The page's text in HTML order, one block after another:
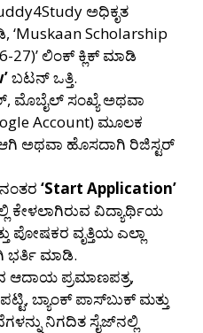
ಅಧಿಕೃತ
Scholarship
27)’ ಲಿಂಕ್ ಕ್ಲಿಕ್ ಮಾಡಿ
ಬಟನ್ ಒತ್ತಿ.
ಮೊಬೈಲ್ ಸಂಖ್ಯೆ ಅಥವಾ
Account) ಮೂಲಕ
ಅಥವಾ ಹೊಸದಾಗಿ ರಿಜಿಸ್ಟರ್
‘Start Application’
ಕೇಳಲಾಗಿರುವ ವಿದ್ಯಾರ್ಥಿಯ
ಪೋಷಕರ ವೃತ್ತಿಯ ಎಲ್ಲಾ
ಭರ್ತಿ ಮಾಡಿ.
ಆದಾಯ ಪ್ರಮಾಣಪತ್ರ,
ಬ್ಯಾಂಕ್ ಪಾಸ್‌ಬುಕ್ ಮತ್ತು
ನಿಗದಿತ ಸೈಜ್‌ನಲ್ಲಿ